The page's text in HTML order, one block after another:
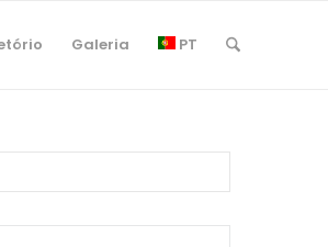
Galeria PT